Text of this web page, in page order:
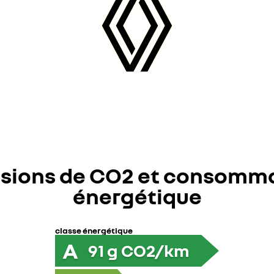
de CO2 et
énergétique
classe énergétique
A 91 g CO2/km